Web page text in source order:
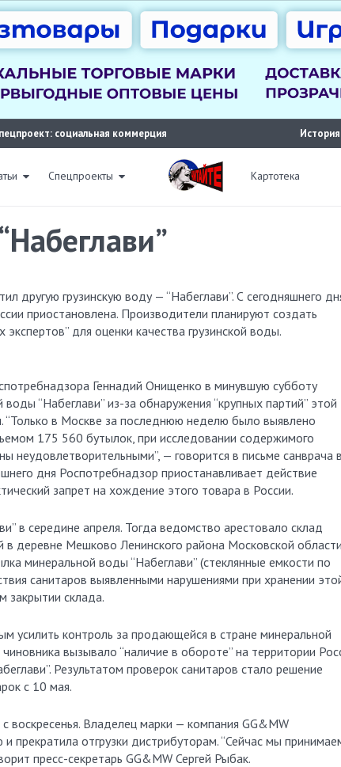
социальная коммерция
Спецпроекты Картотека
приостановлена. Производители планируют создать
для оценки качества грузинской воды.
Геннадий Онищенко в минувшую субботу
“Набеглави” из-за обнаружения “крупных партий” этой
“Только в Москве за последнюю неделю было выявлено
175 560 бутылок, при исследовании содержимого
неудовлетворительными”, — говорится в письме санврача
дня Роспотребнадзор приостанавливает действие
запрет на хождение этого товара в России.
в середине апреля. Тогда ведомство арестовало склад
деревне Мешково Ленинского района Московской
минеральной воды “Набеглави” (стеклянные емкости по
санитаров выявленными нарушениями при хранении
закрытии склада.
усилить контроль за продающейся в стране минеральной
вызывало “наличие в обороте” на территории
Результатом проверок санитаров стало решение
с 10 мая.
Владелец марки — компания GG&MW
прекратила отгрузки дистрибуторам. “Сейчас мы
пресс-секретарь GG&MW Сергей Рыбак.